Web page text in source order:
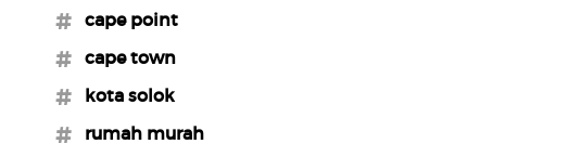
#cape point
#cape town
#kota solok
#rumah murah